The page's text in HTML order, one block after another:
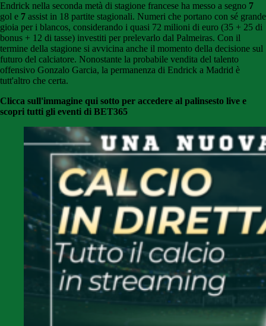
Endrick nella seconda metà di stagione francese ha messo a segno 7
gol e 7 assist in 18 partite stagionali. Numeri che portano con sé grande
gioia per i blancos, considerando i quasi 72 milioni di euro (35 + 25 di
bonus + 12 di tasse) investiti per prelevarlo dal Palmeiras. Con il
termine della stagione si avvicina anche il momento della decisione sul
futuro del calciatore. Nonostante la probabile vendita del talento
offensivo Gonzalo Garcia, la permanenza di Endrick a Madrid è
tutt'altro che certa.
Clicca sull'immagine qui sotto per accedere al palinsesto live e
scopri tutti gli eventi di BET365